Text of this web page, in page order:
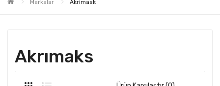
Markalar Akrimask
Akrımaks